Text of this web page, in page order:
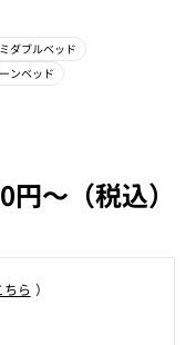
ダブルベッド
ンベッド
〜（税込）
ちら ）